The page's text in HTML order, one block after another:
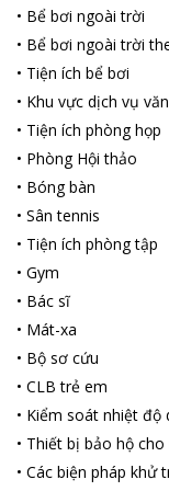
chức Seagames
đón các đoàn cổ
vận động viên, trọng
• Bể bơi ngoài trời
• Bể bơi ngoài trời
• Tiện ích bể bơi
• Khu vực dịch vụ
• Tiện ích phòng họp
• Phòng Hội thảo
• Bóng bàn
• Sân tennis
• Tiện ích phòng tập
• Gym
• Bác sĩ
• Mát-xa
• Bộ sơ cứu
• CLB trẻ em
• Kiểm soát nhiệt độ
• Thiết bị bảo hộ cho
• Các biện pháp khử